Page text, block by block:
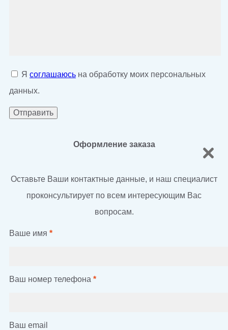
Я соглашаюсь на обработку моих персональных
данных.
Оформление заказа
Оставьте Ваши контактные данные, и наш специалист
проконсультирует по всем интересующим Вас
вопросам.
Ваше имя *
Ваш номер телефона *
Ваш email